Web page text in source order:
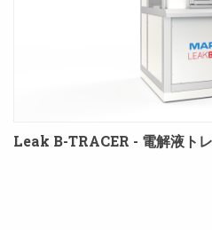
Leak B-TRACER - 電解液ト